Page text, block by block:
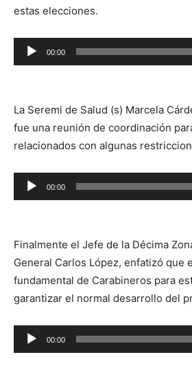
estas elecciones.
Reproductor
de
00:00
La Seremi de Salud (s) Marcela
fue una reunión de coordinación
relacionados con algunas
Reproductor
de
00:00
Finalmente el Jefe de la Décima
General Carlos López, enfatizó que
fundamental de Carabineros para
garantizar el normal desarrollo del
Reproductor
de
00:00